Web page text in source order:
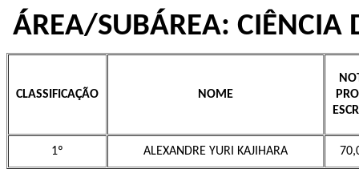
ÁREA/SUBÁREA: CIÊNCIA
CLASSIFICAÇÃO NOME
1º ALEXANDRE YURI KAJIHARA